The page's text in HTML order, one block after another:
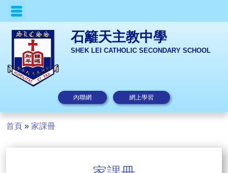
石籬天主教中學
SHEK LEI CATHOLIC SECONDARY SCHOOL
內聯網 網上學習
首頁 » 家課冊